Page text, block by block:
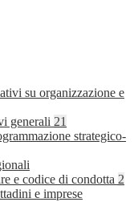
su organizzazione e
generali 21
strategico-
e codice di condotta 2
e imprese